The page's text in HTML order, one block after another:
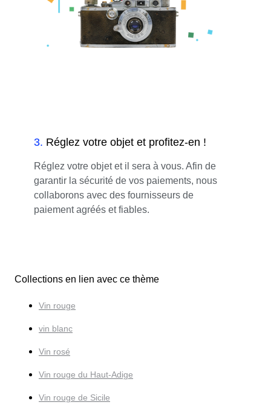
3. Réglez votre objet et profitez-en !
Réglez votre objet et il sera à vous. Afin de
garantir la sécurité de vos paiements, nous
collaborons avec des fournisseurs de
paiement agréés et fiables.
Collections en lien avec ce thème
Vin rouge
vin blanc
Vin rosé
Vin rouge du Haut-Adige
Vin rouge de Sicile